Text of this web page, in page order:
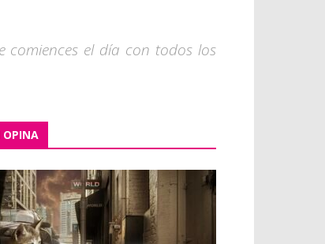
el día con todos los
OPINA